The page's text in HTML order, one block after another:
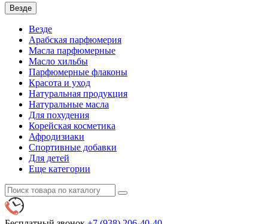
Везде
Везде
Арабская парфюмерия
Масла парфюмерные
Масло хильбы
Парфюмерные флаконы
Красота и уход
Натуральная продукция
Натуральные масла
Для похудения
Корейская косметика
Афродизиаки
Спортивные добавки
Для детей
Еще категории